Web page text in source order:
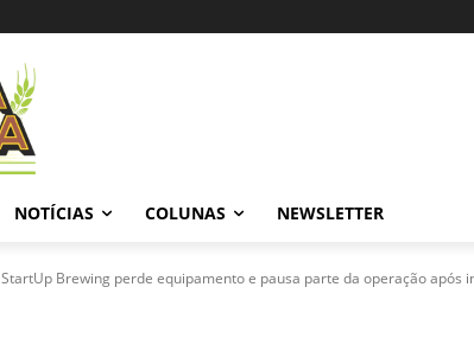
NOTÍCIAS COLUNAS NEWSLETTER
StartUp Brewing perde equipamento e pausa parte da operação após